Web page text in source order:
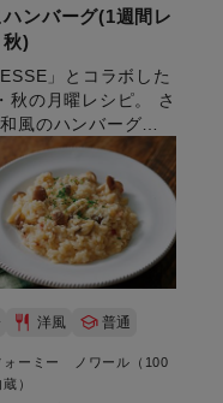
ハンバーグ(1週間レ
秋)
」とコラボした
秋の月曜レシピ。 さ
風のハンバーグで
。 【準備時間：10分】
洋風 普通
ォーミー ノワール（100
）